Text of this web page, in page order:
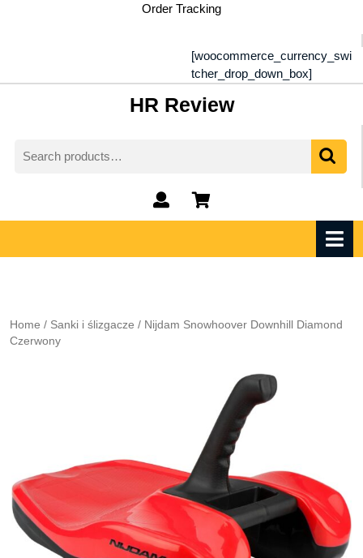
Order Tracking
[woocommerce_currency_swi
tcher_drop_down_box]
HR Review
for:
My
Account
shopping
cart
Home / Sanki i ślizgacze / Nijdam Snowhoover Downhill Diamond
Czerwony